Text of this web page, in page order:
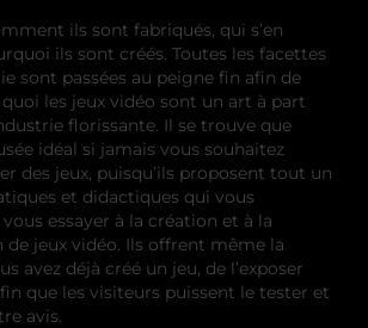
ils sont fabriqués, qui s’en
ils sont créés. Toutes les facettes
sont passées au peigne fin afin de
les jeux vidéo sont un art à part
florissante. Il se trouve que
idéal si jamais vous souhaitez
des jeux, puisqu’ils proposent tout un
et didactiques qui vous
essayer à la création et à la
jeux vidéo. Ils offrent même la
avez déjà créé un jeu, de l’exposer
que les visiteurs puissent le tester et
avis.